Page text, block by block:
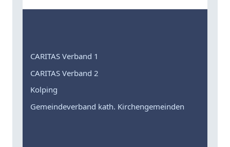
CARITAS Verband 1
CARITAS Verband 2
Kolping
Gemeindeverband kath. Kirchengemeinden